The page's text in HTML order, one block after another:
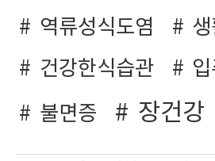
역류성식도염
건강한식습관
불면증
장건강